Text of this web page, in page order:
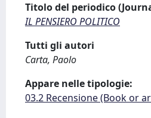
Titolo del periodico
IL PENSIERO POLITICO
Tutti gli autori
Carta, Paolo
Appare nelle tipologie:
03.2 Recensione (Book or